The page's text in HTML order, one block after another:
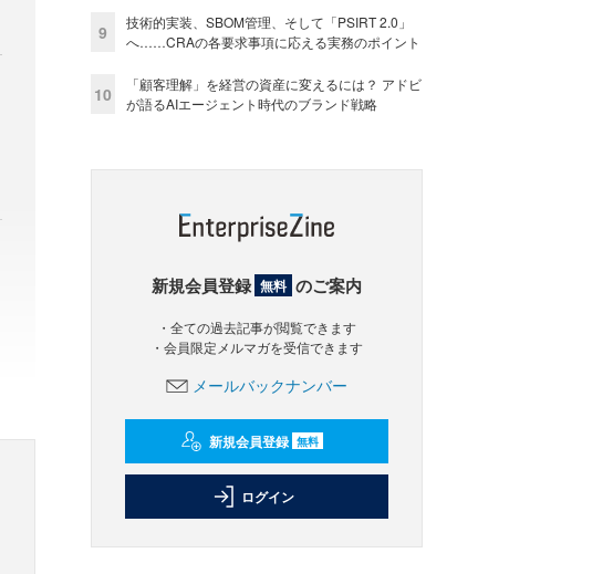
9
技術的実装、SBOM管理、そして「PSIRT 2.0」
へ……CRAの各要求事項に応える実務のポイント
10
「顧客理解」を経営の資産に変えるには？ アドビ
が語るAIエージェント時代のブランド戦略
新規会員登録 無料 のご案内
・全ての過去記事が閲覧できます
・会員限定メルマガを受信できます
メールバックナンバー
新規会員登録 無料
ログイン